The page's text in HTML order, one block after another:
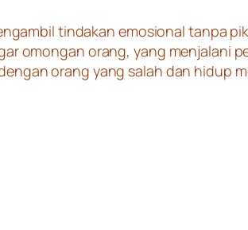
tindakan emosional tanpa
omongan orang, yang menjalani
orang yang salah dan hidup